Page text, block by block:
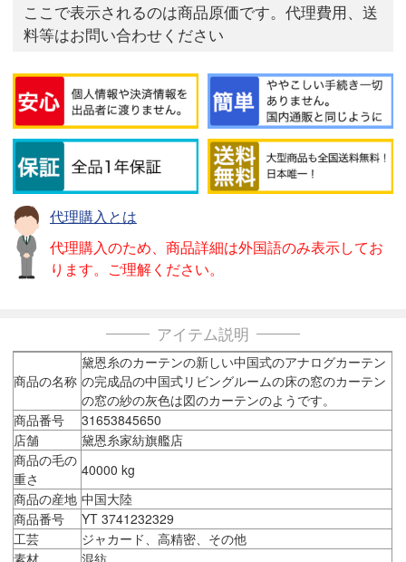
ここで表示されるのは商品原価です。代理費用、送
料等はお問い合わせください
代理購入とは
代理購入のため、商品詳細は外国語のみ表示してお
ります。ご理解ください。
アイテム説明
商品の名称
黛恩糸のカーテンの新しい中国式のアナログカーテン
の完成品の中国式リビングルームの床の窓のカーテン
の窓の紗の灰色は図のカーテンのようです。
商品番号
31653845650
店舗
黛恩糸家紡旗艦店
商品の毛の
重さ
40000 kg
商品の産地 中国大陸
商品番号
YT 3741232329
工芸
ジャカード、高精密、その他
素材
混紡